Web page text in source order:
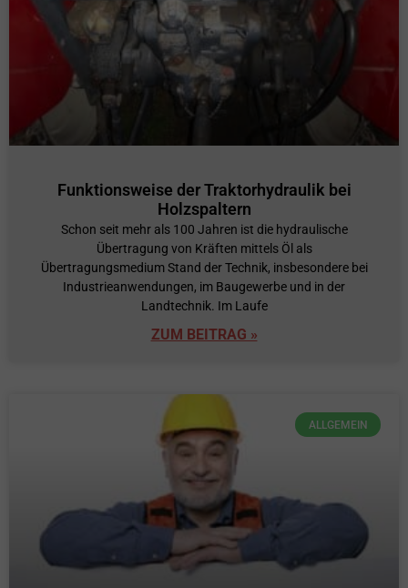
Funktionsweise der Traktorhydraulik bei
Holzspaltern
Schon seit mehr als 100 Jahren ist die hydraulische
Übertragung von Kräften mittels Öl als
Übertragungsmedium Stand der Technik, insbesondere bei
Industrieanwendungen, im Baugewerbe und in der
Landtechnik. Im Laufe
ZUM BEITRAG »
ALLGEMEIN